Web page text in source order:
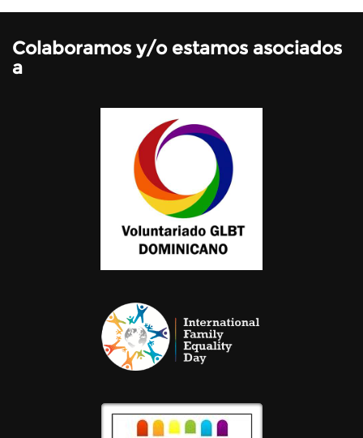
Colaboramos y/o estamos asociados
a